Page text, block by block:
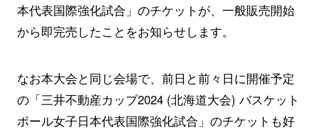
本代表国際強化試合」のチケットが、一般販売開始
から即完売したことをお知らせします。
なお本大会と同じ会場で、前日と前々日に開催予定
の「三井不動産カップ2024 (北海道大会) バスケット
ボール女子日本代表国際強化試合」のチケットも好